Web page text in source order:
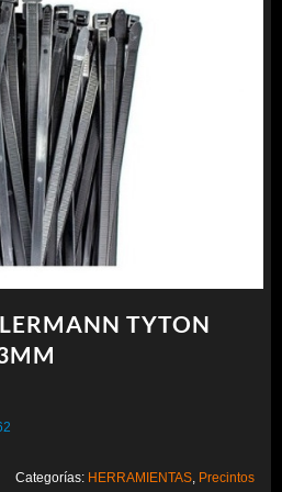
TYTON
Categorías: HERRAMIENTAS, Precintos